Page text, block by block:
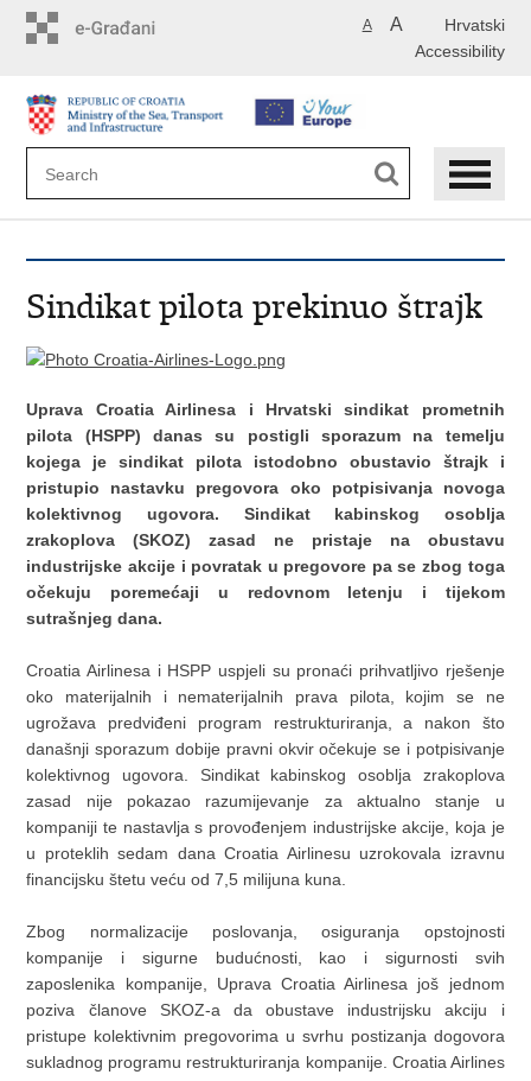
Hrvatski
A A
Accessibility
Sindikat pilota prekinuo štrajk
Uprava Croatia Airlinesa i Hrvatski sindikat prometnih
pilota (HSPP) danas su postigli sporazum na temelju
kojega je sindikat pilota istodobno obustavio štrajk i
pristupio nastavku pregovora oko potpisivanja novoga
kolektivnog ugovora. Sindikat kabinskog osoblja
zrakoplova (SKOZ) zasad ne pristaje na obustavu
industrijske akcije i povratak u pregovore pa se zbog toga
očekuju poremećaji u redovnom letenju i tijekom
sutrašnjeg dana.
Croatia Airlinesa i HSPP uspjeli su pronaći prihvatljivo rješenje
oko materijalnih i nematerijalnih prava pilota, kojim se ne
ugrožava predviđeni program restrukturiranja, a nakon što
današnji sporazum dobije pravni okvir očekuje se i potpisivanje
kolektivnog ugovora. Sindikat kabinskog osoblja zrakoplova
zasad nije pokazao razumijevanje za aktualno stanje u
kompaniji te nastavlja s provođenjem industrijske akcije, koja je
u proteklih sedam dana Croatia Airlinesu uzrokovala izravnu
financijsku štetu veću od 7,5 milijuna kuna.
Zbog normalizacije poslovanja, osiguranja opstojnosti
kompanije i sigurne budućnosti, kao i sigurnosti svih
zaposlenika kompanije, Uprava Croatia Airlinesa još jednom
poziva članove SKOZ-a da obustave industrijsku akciju i
pristupe kolektivnim pregovorima u svrhu postizanja dogovora
sukladnog programu restrukturiranja kompanije. Croatia Airlines